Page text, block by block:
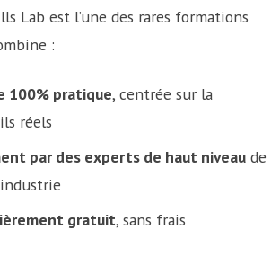
Lab est l’une des rares formations
:
100% pratique, centrée sur la
réels
par des experts de haut niveaude
gratuit, sans frais